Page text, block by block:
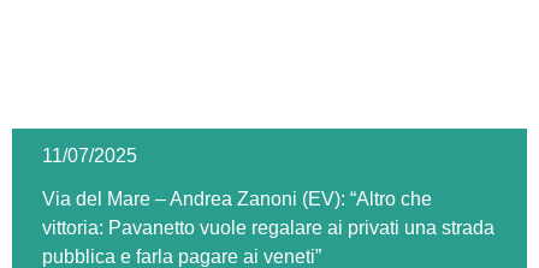
11/07/2025
Via del Mare – Andrea Zanoni (EV): “Altro che
vittoria: Pavanetto vuole regalare ai privati una strada
pubblica e farla pagare ai veneti”